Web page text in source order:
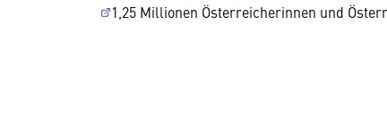
1,25 Millionen Österreicherinnen und